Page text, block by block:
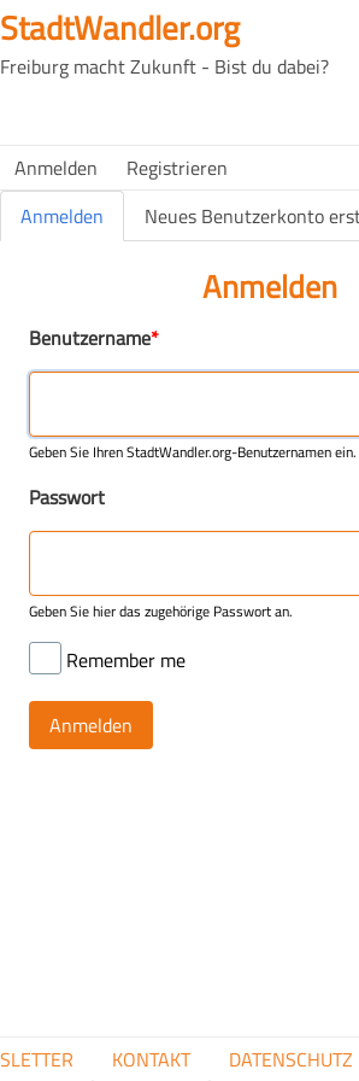
Direkt
zum
Inhalt
StadtWandler.org
Freiburg macht Zukunft - Bist du dabei?
Main
menu
H4C
USER
Anmelden Registrieren
Primäre Reiter
Anmelden(aktiver Reiter)Neues Benutzerkonto
Anmelden
Benutzername
Geben Sie Ihren StadtWandler.org-Benutzernamen ein.
Passwort
Geben Sie hier das zugehörige Passwort an.
Remember me
FUSSZEILENMENÜKONTAKT DATENSCHUTZ